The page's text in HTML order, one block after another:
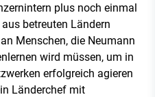
plus noch einmal
betreuten Ländern
Menschen, die Neumann
wird müssen, um in
erfolgreich agieren
Länderchef mit